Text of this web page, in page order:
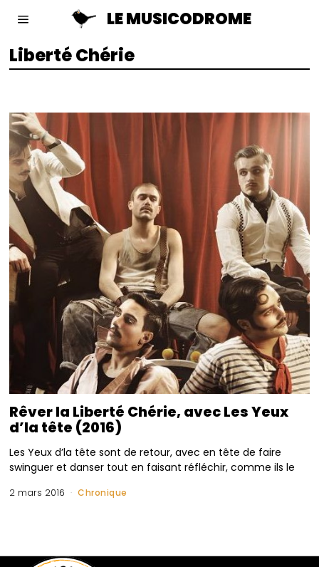
LE MUSICODROME
Liberté Chérie
Rêver la Liberté Chérie, avec Les Yeux
d’la tête (2016)
Les Yeux d’la tête sont de retour, avec en tête de faire
swinguer et danser tout en faisant réfléchir, comme ils le
2 mars 2016 Chronique